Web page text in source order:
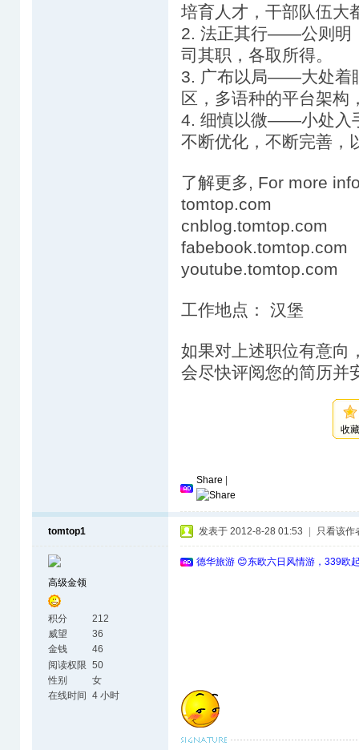
培育人才，干部队伍大
2. 法正其行——公则明
司其职，各取所得。
3. 广布以局——大处着
区，多语种的平台架构
4. 细慎以微——小处入
不断优化，不断完善，
了解更多, For more
tomtop.com
cnblog.tomtop.com
fabebook.tomtop.com
youtube.tomtop.com
工作地点： 汉堡
如果对上述职位有意向
会尽快评阅您的简历并
收
Share
tomtop1
高级金领
积分
212
威望
36
金钱
46
阅读权限 50
性别
女
在线时间
4 小时
发表于 2012-8-28 01:53 只看该作
德华旅游 😊东欧六日风情游，339欧